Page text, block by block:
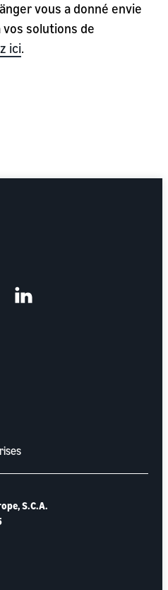
vous a donné envie
vos solutions de
ici.
linkedin
S.C.A.